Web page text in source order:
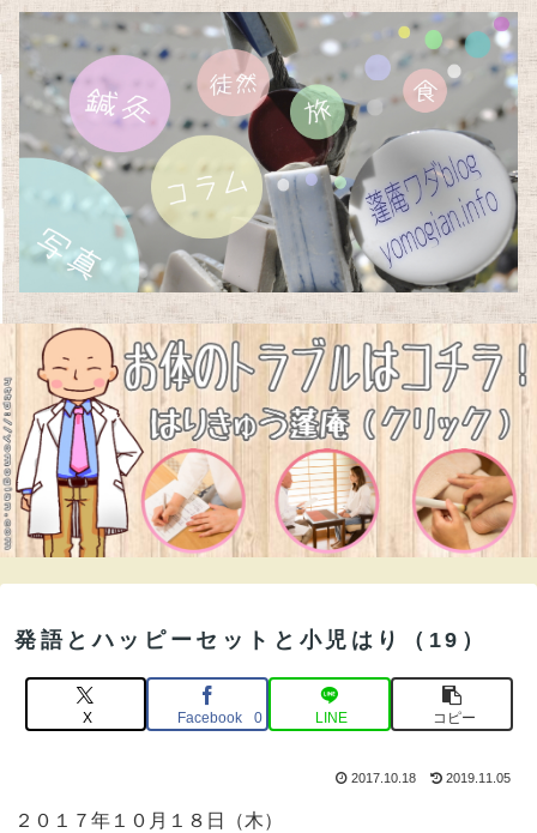
発語とハッピーセットと小児はり（19）
X Facebook 0 LINE コピー
2017.10.18 2019.11.05
２０１７年１０月１８日（木）